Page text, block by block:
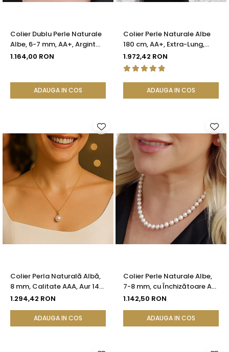
Colier Dublu Perle Naturale
Albe, 6-7 mm, AA+, Argint
925 | KASKADDA®
1.164,00 RON
ADAUGA IN COS
Colier Perle Naturale Albe
180 cm, AA+, Extra-Lung,
Argint 925 | KASKADDA®
1.972,42 RON
ADAUGA IN COS
Colier Perla Naturală Albă,
8 mm, Calitate AAA, Aur 14K
(aur 585) | KASKADDA®
1.294,42 RON
ADAUGA IN COS
Colier Perle Naturale Albe,
7-8 mm, cu Închizătoare Aur
14K (aur 585) | KASKADDA®
1.142,50 RON
ADAUGA IN COS